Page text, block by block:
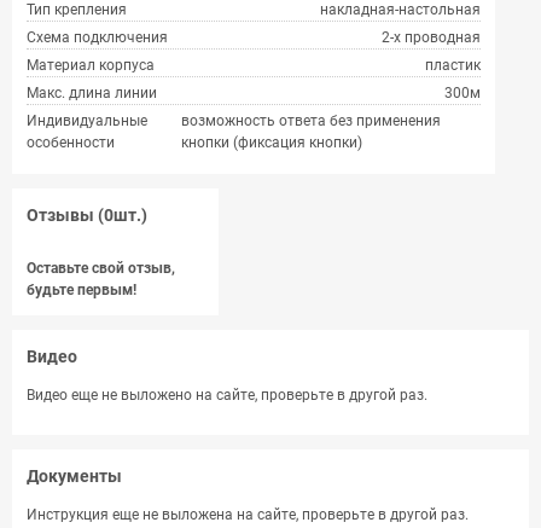
Тип крепления
накладная-настольная
Схема подключения
2-х проводная
Материал корпуса
пластик
Макс. длина линии
300м
Индивидуальные
особенности
возможность ответа без применения
кнопки (фиксация кнопки)
Отзывы (0шт.)
Оставьте свой отзыв,
будьте первым!
Видео
Видео еще не выложено на сайте, проверьте в другой раз.
Документы
Инструкция еще не выложена на сайте, проверьте в другой раз.